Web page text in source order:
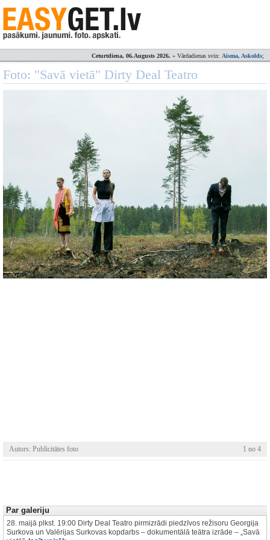
Ceturtdiena, 06.Augusts 2026. » Vārdadienas svin: Aisma, Askolds;
Foto: "Savā vietā" Dirty Deal Teatro
Autors: Publicitātes foto 1 no 4
Par galeriju
28. maijā plkst. 19:00 Dirty Deal Teatro pirmizrādi piedzīvos režisoru Georgija
Surkova un Valērijas Surkovas kopdarbs – dokumentālā teātra izrāde – „Savā